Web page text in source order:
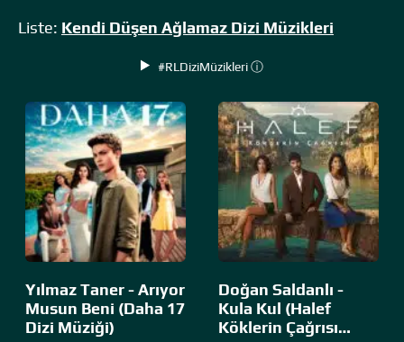
Liste: Kendi Düşen Ağlamaz Dizi Müzikleri
#RLDiziMüzikleri ⓘ
Yılmaz Taner - Arıyor
Musun Beni (Daha 17
Dizi Müziği)
Doğan Saldanlı -
Kula Kul (Halef
Köklerin Çağrısı…